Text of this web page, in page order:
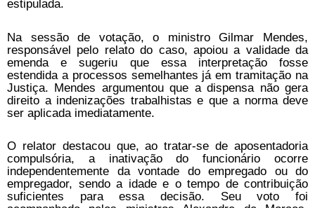
estipulada.
Na sessão de votação, o ministro Gilmar Mendes,
responsável pelo relato do caso, apoiou a validade da
emenda e sugeriu que essa interpretação fosse
estendida a processos semelhantes já em tramitação na
Justiça. Mendes argumentou que a dispensa não gera
direito a indenizações trabalhistas e que a norma deve
ser aplicada imediatamente.
O relator destacou que, ao tratar-se de aposentadoria
compulsória, a inativação do funcionário ocorre
independentemente da vontade do empregado ou do
empregador, sendo a idade e o tempo de contribuição
suficientes para essa decisão. Seu voto foi